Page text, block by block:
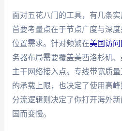
面对五花八门的工具，有几条实
首要考量点在于节点广度与深
位置需求。针对频繁在美国访问
务器布局需要覆盖美西洛杉矶
主干网络接入点。专线带宽质
的承载上限，也决定了使用高
分流逻辑则决定了你打开海外
国而变慢。